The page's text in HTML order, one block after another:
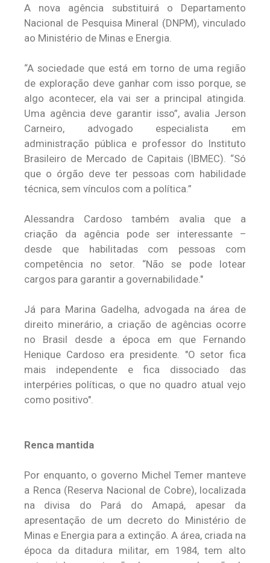
A nova agência substituirá o Departamento
Nacional de Pesquisa Mineral (DNPM), vinculado
ao Ministério de Minas e Energia.
“A sociedade que está em torno de uma região
de exploração deve ganhar com isso porque, se
algo acontecer, ela vai ser a principal atingida.
Uma agência deve garantir isso”, avalia Jerson
Carneiro, advogado especialista em
administração pública e professor do Instituto
Brasileiro de Mercado de Capitais (IBMEC). “Só
que o órgão deve ter pessoas com habilidade
técnica, sem vínculos com a política.”
Alessandra Cardoso também avalia que a
criação da agência pode ser interessante –
desde que habilitadas com pessoas com
competência no setor. “Não se pode lotear
cargos para garantir a governabilidade."
Já para Marina Gadelha, advogada na área de
direito minerário, a criação de agências ocorre
no Brasil desde a época em que Fernando
Henique Cardoso era presidente. "O setor fica
mais independente e fica dissociado das
interpéries políticas, o que no quadro atual vejo
como positivo".
Renca mantida
Por enquanto, o governo Michel Temer manteve
a Renca (Reserva Nacional de Cobre), localizada
na divisa do Pará do Amapá, apesar da
apresentação de um decreto do Ministério de
Minas e Energia para a extinção. A área, criada na
época da ditadura militar, em 1984, tem alto